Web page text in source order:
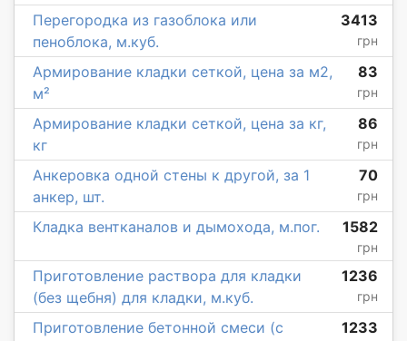
Перегородка из газоблока или
пеноблока, м.куб.
3413
грн
Армирование кладки сеткой, цена за м2,
м²
83
грн
Армирование кладки сеткой, цена за кг,
кг
86
грн
Анкеровка одной стены к другой, за 1
анкер, шт.
70
грн
Кладка вентканалов и дымохода, м.пог. 1582
грн
Приготовление раствора для кладки
(без щебня) для кладки, м.куб.
1236
грн
Приготовление бетонной смеси (с
1233